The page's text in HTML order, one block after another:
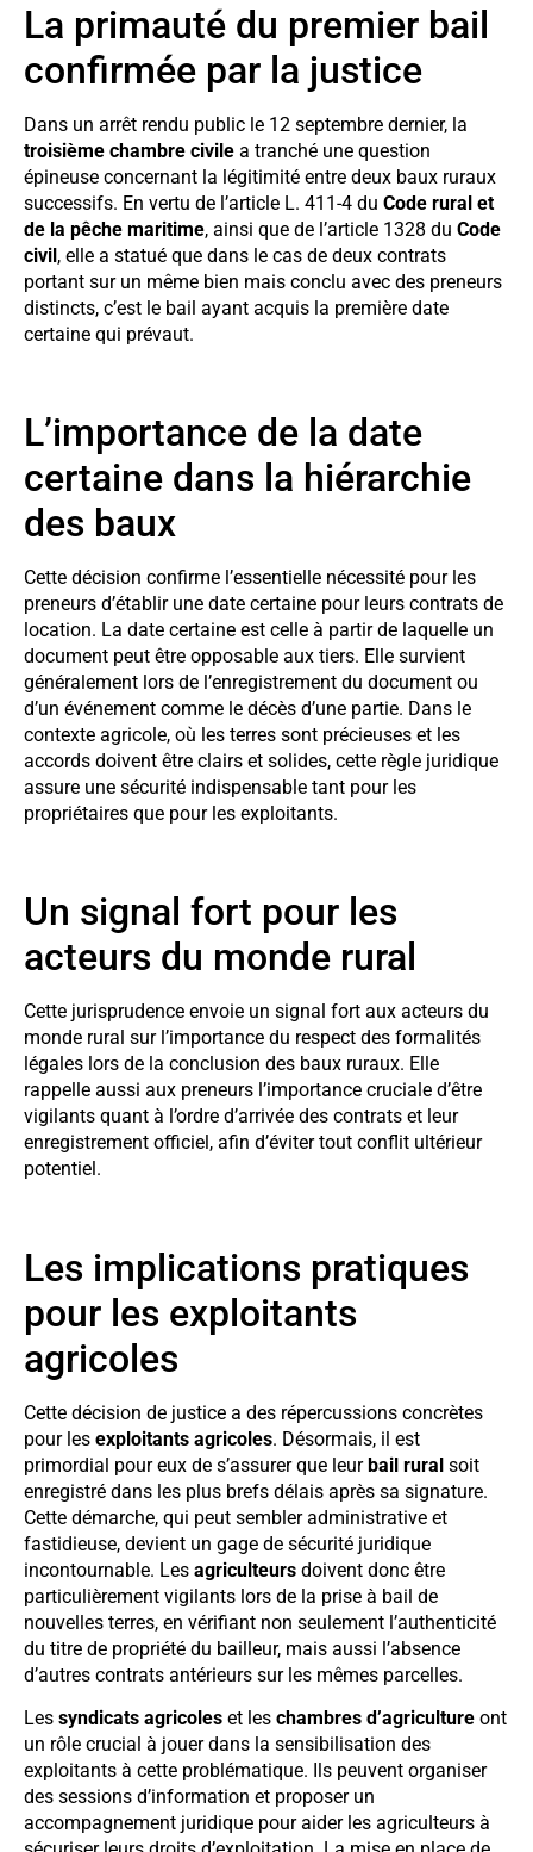
La primauté du premier bail
confirmée par la justice
Dans un arrêt rendu public le 12 septembre dernier, la
troisième chambre civile a tranché une question
épineuse concernant la légitimité entre deux baux ruraux
successifs. En vertu de l’article L. 411-4 du Code rural et
de la pêche maritime, ainsi que de l’article 1328 du Code
civil, elle a statué que dans le cas de deux contrats
portant sur un même bien mais conclu avec des preneurs
distincts, c’est le bail ayant acquis la première date
certaine qui prévaut.
L’importance de la date
certaine dans la hiérarchie
des baux
Cette décision confirme l’essentielle nécessité pour les
preneurs d’établir une date certaine pour leurs contrats de
location. La date certaine est celle à partir de laquelle un
document peut être opposable aux tiers. Elle survient
généralement lors de l’enregistrement du document ou
d’un événement comme le décès d’une partie. Dans le
contexte agricole, où les terres sont précieuses et les
accords doivent être clairs et solides, cette règle juridique
assure une sécurité indispensable tant pour les
propriétaires que pour les exploitants.
Un signal fort pour les
acteurs du monde rural
Cette jurisprudence envoie un signal fort aux acteurs du
monde rural sur l’importance du respect des formalités
légales lors de la conclusion des baux ruraux. Elle
rappelle aussi aux preneurs l’importance cruciale d’être
vigilants quant à l’ordre d’arrivée des contrats et leur
enregistrement officiel, afin d’éviter tout conflit ultérieur
potentiel.
Les implications pratiques
pour les exploitants
agricoles
Cette décision de justice a des répercussions concrètes
pour les exploitants agricoles. Désormais, il est
primordial pour eux de s’assurer que leurbail rural soit
enregistré dans les plus brefs délais après sa signature.
Cette démarche, qui peut sembler administrative et
fastidieuse, devient un gage de sécurité juridique
incontournable. Les agriculteurs doivent donc être
particulièrement vigilants lors de la prise à bail de
nouvelles terres, en vérifiant non seulement l’authenticité
du titre de propriété du bailleur, mais aussi l’absence
d’autres contrats antérieurs sur les mêmes parcelles.
Les syndicats agricoles et les chambres d’agriculture ont
un rôle crucial à jouer dans la sensibilisation des
exploitants à cette problématique. Ils peuvent organiser
des sessions d’information et proposer un
accompagnement juridique pour aider les agriculteurs à